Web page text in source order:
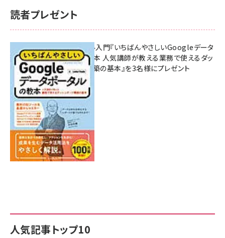
人気記事トップ10
読者プレゼント
無料BIツール入門『いちばんやさしいGoogleデータ
ポータルの教本 人気講師が教える業務で使えるダッ
シュボード構築の基本』を3名様にプレゼント
7月31日 10:00